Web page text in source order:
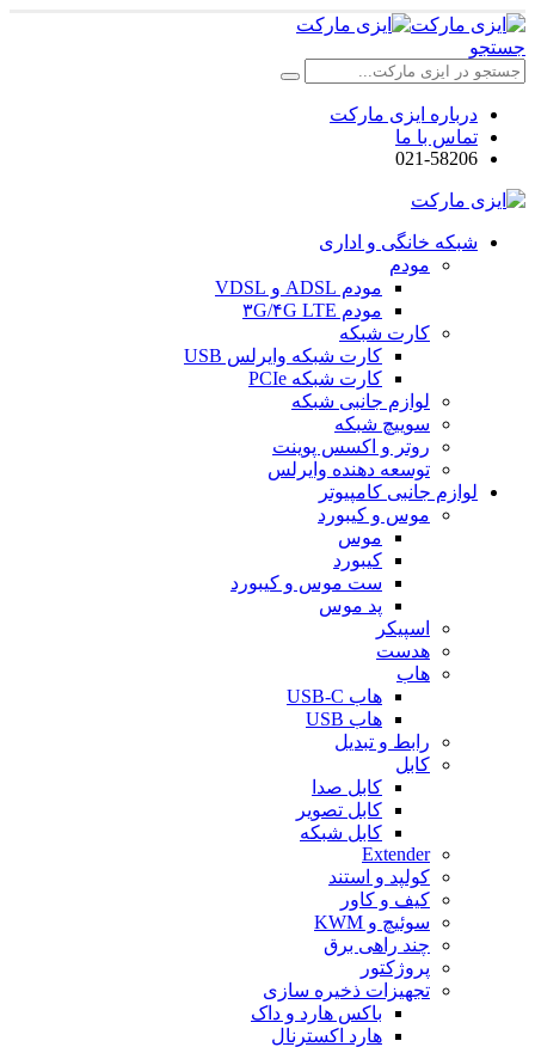
جستجو
درباره ایزی مارکت
تماس با ما
021-58206
شبکه خانگی و اداری
مودم
مودم ADSL و VDSL
مودم ۳G/۴G LTE
کارت شبکه
کارت شبکه وایرلس USB
کارت شبکه PCIe
لوازم جانبی شبکه
سوییچ شبکه
روتر و اکسس پوینت
توسعه دهنده وایرلس
لوازم جانبی کامپیوتر
موس و کیبورد
موس
کیبورد
ست موس و کیبورد
پد موس
اسپیکر
هدست
هاب
هاب USB-C
هاب USB
رابط و تبدیل
کابل
کابل صدا
کابل تصویر
کابل شبکه
Extender
کولپد و استند
کیف و کاور
سوئیچ و KWM
چند راهی برق
پروژکتور
تجهیزات ذخیره سازی
باکس هارد و داک
هارد اکسترنال